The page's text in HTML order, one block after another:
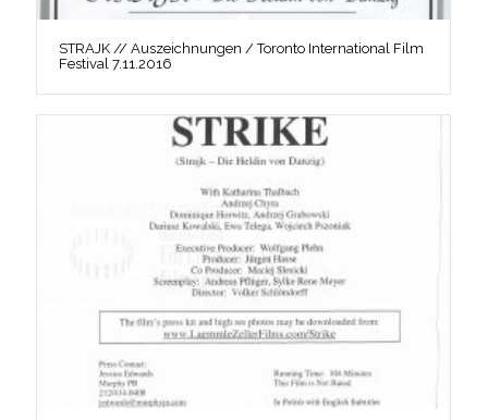
STRAJK // Auszeichnungen / Toronto International Film
Festival 7.11.2016